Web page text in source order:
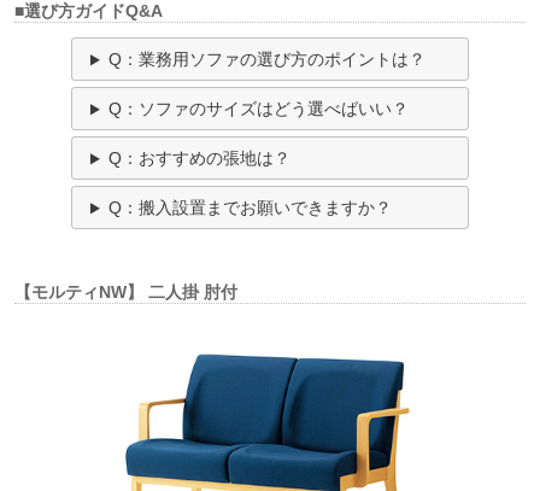
■選び方ガイドQ&A
Q：業務用ソファの選び方のポイントは？
Q：ソファのサイズはどう選べばいい？
Q：おすすめの張地は？
Q：搬入設置までお願いできますか？
【モルティNW】 二人掛 肘付